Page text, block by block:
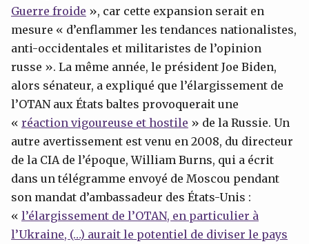
Guerre froide », car cette expansion serait en
mesure « d’enflammer les tendances nationalistes,
anti-occidentales et militaristes de l’opinion
russe ». La même année, le président Joe Biden,
alors sénateur, a expliqué que l’élargissement de
l’OTAN aux États baltes provoquerait une
« réaction vigoureuse et hostile » de la Russie. Un
autre avertissement est venu en 2008, du directeur
de la CIA de l’époque, William Burns, qui a écrit
dans un télégramme envoyé de Moscou pendant
son mandat d’ambassadeur des États-Unis :
« l’élargissement de l’OTAN, en particulier à
l’Ukraine, (…) aurait le potentiel de diviser le pays